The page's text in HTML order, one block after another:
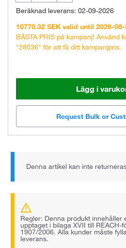
Beräknad leverans: 02-09-2026
10770.32 SEK valid until 2026-08-
BÄSTA PRIS på kampanj! Använd
"28036" för att få ditt kampanjpris.
Lägg i
Request Bulk or
Denna artikel kan inte
Regler: Denna produkt innehåller
upptaget i bilaga XVII till REACH-
1907/2006. Alla kunder måste
leverans.